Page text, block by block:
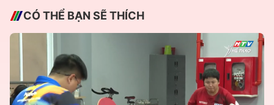
CÓ THỂ BẠN SẼ THÍCH